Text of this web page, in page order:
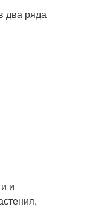
два ряда
и